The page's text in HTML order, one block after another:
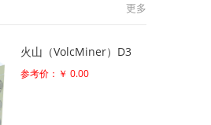
更多
火山（VolcMiner）D3
参考价：￥ 0.00